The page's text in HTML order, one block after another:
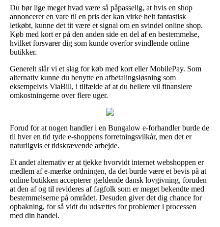
Du bør lige meget hvad være så påpasselig, at hvis en shop
annoncerer en vare til en pris der kan virke helt fantastisk
letkøbt, kunne det tit være et signal om en svindel online shop.
Køb med kort er på den anden side en del af en bestemmelse,
hvilket forsvarer dig som kunde overfor svindlende online
butikker.
Generelt slår vi et slag for køb med kort eller MobilePay. Som
alternativ kunne du benytte en afbetalingsløsning som
eksempelvis ViaBill, i tilfælde af at du hellere vil finansiere
omkostningerne over flere uger.
Forud for at nogen handler i en Bungalow e-forhandler burde de
til hver en tid tyde e-shoppens forretningsvilkår, men det er
naturligvis et tidskrævende arbejde.
Et andet alternativ er at tjekke hvorvidt internet webshoppen er
medlem af e-mærke ordningen, da det burde være et bevis på at
online butikken accepterer gældende dansk lovgivning, foruden
at den af og til revideres af fagfolk som er meget bekendte med
bestemmelserne på området. Desuden giver det dig chance for
opbakning, for så vidt du udsættes for problemer i processen
med din handel.